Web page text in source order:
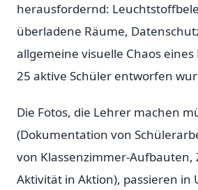
herausfordernd:
überladene Räume,
allgemeine visuelle Chaos
25 aktive Schüler entworfen
Die Fotos, die Lehrer machen
(Dokumentation von
von Klassenzimmer-Aufbauten,
Aktivität in Aktion), passieren in